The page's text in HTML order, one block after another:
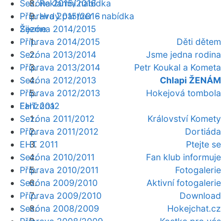
Reklamní nabídka
Hrdý partner - nabídka
Žijeme
Děti dětem
Jsme jedna rodina
Petr Koukal a Kometa
Chlapi ŽENÁM
Hokejová tombola
Fanzóna
Království Komety
Dortiáda
Ptejte se
Fan klub informuje
Fotogalerie
Aktivní fotogalerie
Download
Hokejchat.cz
Sezóna 2015/2016
Příprava 2015/2016
Sezóna 2014/2015
Příprava 2014/2015
Sezóna 2013/2014
Příprava 2013/2014
Sezóna 2012/2013
Příprava 2012/2013
EHT 2012
Sezóna 2011/2012
Příprava 2011/2012
EHT 2011
Sezóna 2010/2011
Příprava 2010/2011
Sezóna 2009/2010
Příprava 2009/2010
Sezóna 2008/2009